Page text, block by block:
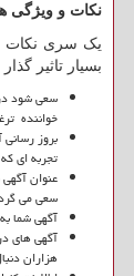
نکات و ویژگی
یک سری نکات
بسیار تاثیر
سعي شود
خواننده
بروز
تجربه اي
عنوان
سعي می
آگهی شما به بیش از 30.000 نفر
آگهی های
هزاران